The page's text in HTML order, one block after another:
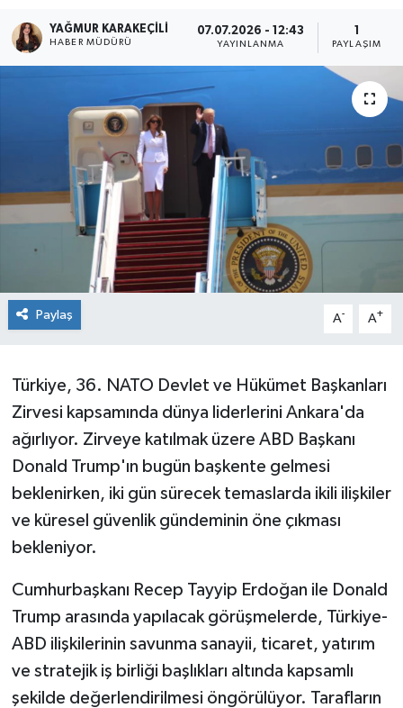
YAĞMUR KARAKEÇILI
HABER MÜDÜRÜ
07.07.2026 - 12:43
YAYINLANMA PAYLAŞIM
Paylaş A- A+
Türkiye, 36. NATO Devlet ve Hükümet Başkanları
Zirvesi kapsamında dünya liderlerini Ankara'da
ağırlıyor. Zirveye katılmak üzere ABD Başkanı
Donald Trump'ın bugün başkente gelmesi
beklenirken, iki gün sürecek temaslarda ikili ilişkiler
ve küresel güvenlik gündeminin öne çıkması
bekleniyor.
Cumhurbaşkanı Recep Tayyip Erdoğan ile Donald
Trump arasında yapılacak görüşmelerde, Türkiye-
ABD ilişkilerinin savunma sanayii, ticaret, yatırım
ve stratejik iş birliği başlıkları altında kapsamlı
şekilde değerlendirilmesi öngörülüyor. Tarafların